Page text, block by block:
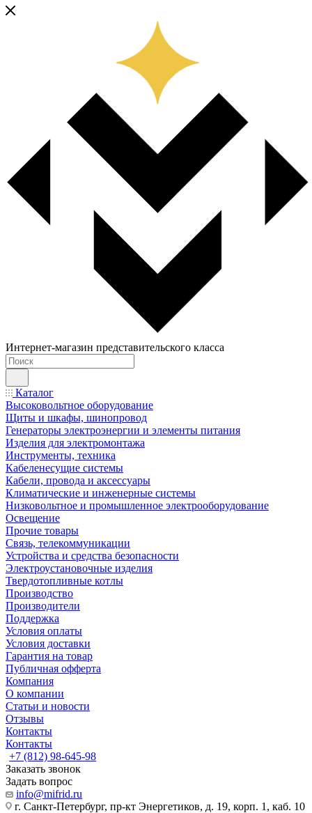
Интернет-магазин представительского класса
Каталог
Высоковольтное оборудование
Щиты и шкафы, шинопровод
Генераторы электроэнергии и элементы питания
Изделия для электромонтажа
Инструменты, техника
Кабеленесущие системы
Кабели, провода и аксессуары
Климатические и инженерные системы
Низковольтное и промышленное электрооборудование
Освещение
Прочие товары
Связь, телекоммуникации
Устройства и средства безопасности
Электроустановочные изделия
Твердотопливные котлы
Производство
Производители
Поддержка
Условия оплаты
Условия доставки
Гарантия на товар
Публичная офферта
Компания
О компании
Статьи и новости
Отзывы
Контакты
Контакты
+7 (812) 98-645-98
Заказать звонок
Задать вопрос
info@mifrid.ru
г. Санкт-Петербург, пр-кт Энергетиков, д. 19, корп. 1, каб. 10